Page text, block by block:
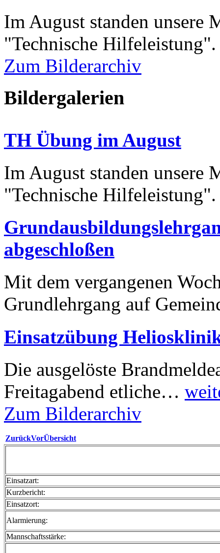
Im August standen unsere
"Technische
Zum Bilderarchiv
Bildergalerien
TH Übung im August
Im August standen unsere
"Technische
abgeschloßen
Mit dem vergangenen
Grundlehrgang auf
Einsatzübung
Die ausgelöste
Freitagabend etliche…
Zum Bilderarchiv
ZurückVorÜbersicht
Einsatzart:
Kurzbericht:
Einsatzort:
Alarmierung:
Mannschaftsstärke: